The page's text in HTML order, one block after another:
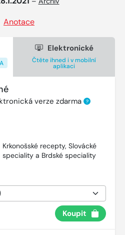
Anotace
Elektronické
Čtěte ihned i v mobilní
aplikaci
verze zdarma ?
Krkonošské recepty, Slovácké
speciality a Brdské speciality
Koupit